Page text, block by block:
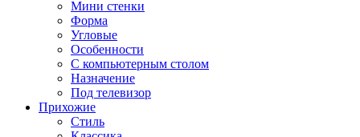
Мини стенки
Форма
Угловые
Особенности
С компьютерным столом
Назначение
Под телевизор
Прихожие
Стиль